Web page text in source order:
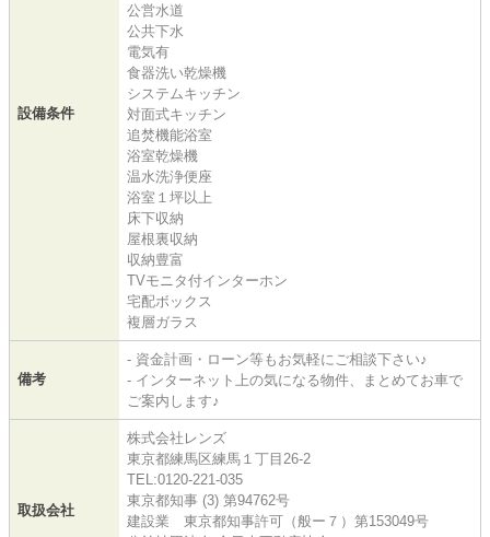
設備条件
公営水道
公共下水
電気有
食器洗い乾燥機
システムキッチン
対面式キッチン
追焚機能浴室
浴室乾燥機
温水洗浄便座
浴室１坪以上
床下収納
屋根裏収納
収納豊富
TVモニタ付インターホン
宅配ボックス
複層ガラス
備考
- 資金計画・ローン等もお気軽にご相談下さい♪
- インターネット上の気になる物件、まとめてお車で
ご案内します♪
取扱会社
株式会社レンズ
東京都練馬区練馬１丁目26-2
TEL:0120-221-035
東京都知事 (3) 第94762号
建設業 東京都知事許可（般ー７）第153049号